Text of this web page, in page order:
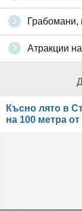
Грабомани,
Атракции
Късно лято в
на 100 метра